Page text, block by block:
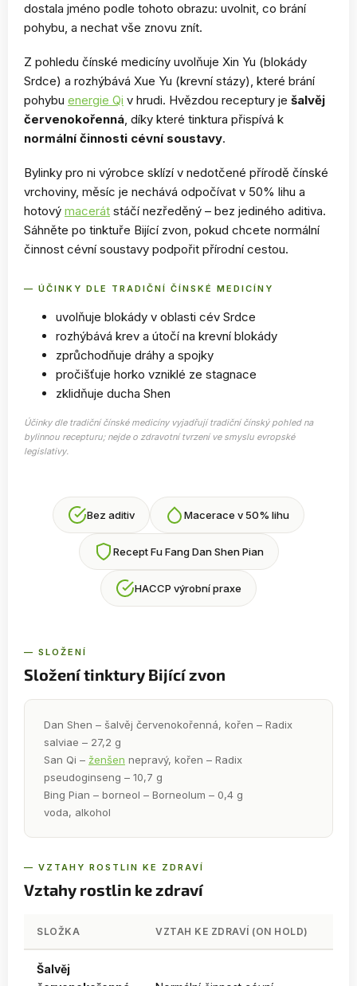
dostala jméno podle tohoto obrazu: uvolnit, co brání
pohybu, a nechat vše znovu znít.
Z pohledu čínské medicíny uvolňuje Xin Yu (blokády
Srdce) a rozhýbává Xue Yu (krevní stázy), které brání
pohybu energie Qi v hrudi. Hvězdou receptury je šalvěj
červenokořenná, díky které tinktura přispívá k
normální činnosti cévní soustavy.
Bylinky pro ni výrobce sklízí v nedotčené přírodě čínské
vrchoviny, měsíc je nechává odpočívat v 50% lihu a
hotový macerát stáčí nezředěný – bez jediného aditiva.
Sáhněte po tinktuře Bijící zvon, pokud chcete normální
činnost cévní soustavy podpořit přírodní cestou.
— ÚČINKY DLE TRADIČNÍ ČÍNSKÉ MEDICÍNY
uvolňuje blokády v oblasti cév Srdce
rozhýbává krev a útočí na krevní blokády
zprůchodňuje dráhy a spojky
pročišťuje horko vzniklé ze stagnace
zklidňuje ducha Shen
Účinky dle tradiční čínské medicíny vyjadřují tradiční čínský pohled na
bylinnou recepturu; nejde o zdravotní tvrzení ve smyslu evropské
legislativy.
Bez aditiv Macerace v 50% lihu
Recept Fu Fang Dan Shen Pian
HACCP výrobní praxe
— SLOŽENÍ
Složení tinktury Bijící zvon
Dan Shen – šalvěj červenokořenná, kořen – Radix
salviae – 27,2 g
San Qi – ženšen nepravý, kořen – Radix
pseudoginseng – 10,7 g
Bing Pian – borneol – Borneolum – 0,4 g
voda, alkohol
— VZTAHY ROSTLIN KE ZDRAVÍ
Vztahy rostlin ke zdraví
SLOŽKA VZTAH KE ZDRAVÍ (ON HOLD)
Šalvěj